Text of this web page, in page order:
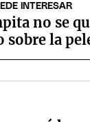
INTERESAR
no se
sobre la